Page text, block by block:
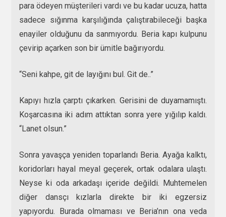
para ödeyen müşterileri vardı ve bu kadar ucuza, hatta
sadece sığınma karşılığında çalıştırabileceği başka
enayiler olduğunu da sanmıyordu. Beria kapı kulpunu
çevirip açarken son bir ümitle bağırıyordu.
“Seni kahpe, git de layığını bul. Git de..”
Kapıyı hızla çarptı çıkarken. Gerisini de duyamamıştı.
Koşarcasına iki adım attıktan sonra yere yığılıp kaldı.
“Lanet olsun.”
Sonra yavaşça yeniden toparlandı Beria. Ayağa kalktı,
koridorları hayal meyal geçerek, ortak odalara ulaştı.
Neyse ki oda arkadaşı içeride değildi. Muhtemelen
diğer dansçı kızlarla direkte bir iki egzersiz
yapıyordu. Burada olmaması ve Beria’nın ona veda